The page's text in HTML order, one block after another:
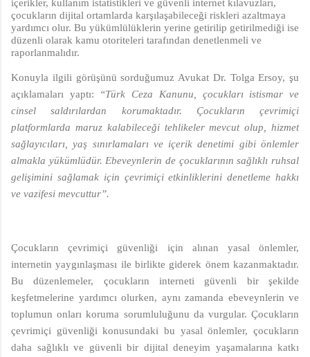
içerikler, kullanım istatistikleri ve güvenli internet kılavuzları,
çocukların dijital ortamlarda karşılaşabileceği riskleri azaltmaya
yardımcı olur. Bu yükümlülüklerin yerine getirilip getirilmediği ise
düzenli olarak kamu otoriteleri tarafından denetlenmeli ve
raporlanmalıdır.
Konuyla ilgili görüşünü sorduğumuz Avukat Dr. Tolga Ersoy, şu
açıklamaları yaptı: “Türk Ceza Kanunu, çocukları istismar ve
cinsel saldırılardan korumaktadır. Çocukların çevrimiçi
platformlarda maruz kalabileceği tehlikeler mevcut olup, hizmet
sağlayıcıları, yaş sınırlamaları ve içerik denetimi gibi önlemler
almakla yükümlüdür. Ebeveynlerin de çocuklarının sağlıklı ruhsal
gelişimini sağlamak için çevrimiçi etkinliklerini denetleme hakkı
ve vazifesi mevcuttur”.
Çocukların çevrimiçi güvenliği için alınan yasal önlemler,
internetin yaygınlaşması ile birlikte giderek önem kazanmaktadır.
Bu düzenlemeler, çocukların interneti güvenli bir şekilde
keşfetmelerine yardımcı olurken, aynı zamanda ebeveynlerin ve
toplumun onları koruma sorumluluğunu da vurgular. Çocukların
çevrimiçi güvenliği konusundaki bu yasal önlemler, çocukların
daha sağlıklı ve güvenli bir dijital deneyim yaşamalarına katkı